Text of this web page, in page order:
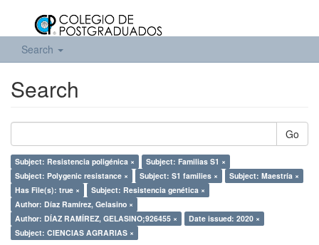
Search
Search
Go
Subject: Resistencia poligénica ×
Subject: Familias S1 ×
Subject: Polygenic resistance ×
Subject: S1 families ×
Subject: Maestría ×
Has File(s): true ×
Subject: Resistencia genética ×
Author: Díaz Ramírez, Gelasino ×
Author: DÍAZ RAMÍREZ, GELASINO;926455 ×
Date issued: 2020 ×
Subject: CIENCIAS AGRARIAS ×